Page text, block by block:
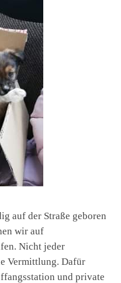
auf der Straße geboren
wir auf
Nicht jeder
Vermittlung. Dafür
und private